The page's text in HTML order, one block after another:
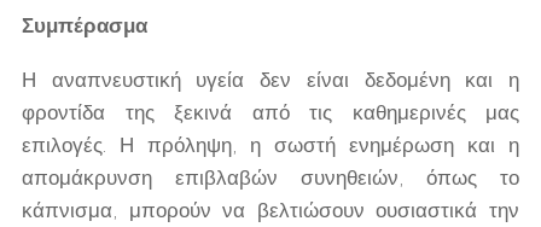
Συμπέρασμα
Η αναπνευστική υγεία δεν είναι δεδομένη και η
φροντίδα της ξεκινά από τις καθημερινές μας
επιλογές. Η πρόληψη, η σωστή ενημέρωση και η
απομάκρυνση επιβλαβών συνηθειών, όπως το
κάπνισμα, μπορούν να βελτιώσουν ουσιαστικά την